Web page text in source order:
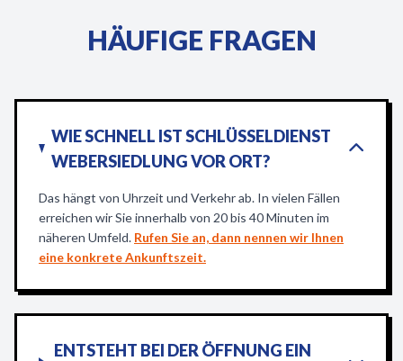
HÄUFIGE FRAGEN
WIE SCHNELL IST SCHLÜSSELDIENST
WEBERSIEDLUNG VOR ORT?
Das hängt von Uhrzeit und Verkehr ab. In vielen Fällen
erreichen wir Sie innerhalb von 20 bis 40 Minuten im
näheren Umfeld. Rufen Sie an, dann nennen wir Ihnen
eine konkrete Ankunftszeit.
ENTSTEHT BEI DER ÖFFNUNG EIN